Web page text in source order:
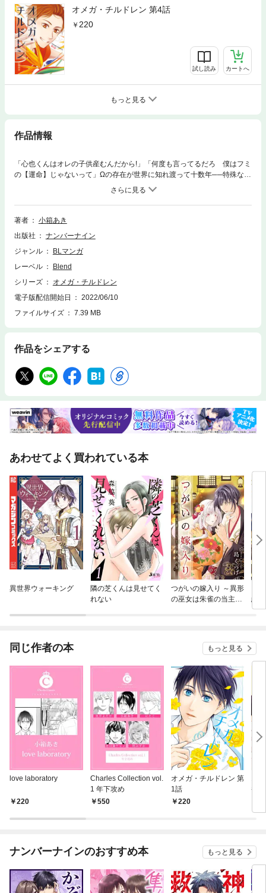
オメガ・チルドレン 第4話
220
試し読み カートへ
もっと見る
作品情報
「心也くんはオレの子供産むんだから!」「何度も言ってるだろ 僕はフミ
の【運命】じゃないって」Ωの存在が世界に知れ渡って十数年──特殊な環
境に生まれ育った二人の生活は、必ずしも平穏とは言えないけれど…?
『オメガ・シンドローム』『Ω事件簿～』の子供たち、心也とふみ太の完
全新作ストーリーがスタート!※前作未読でも問題なく楽しめる構成です。
著者
小箱あき
出版社
ナンバーナイン
ジャンル
BLマンガ
レーベル
Blend
シリーズ
オメガ・チルドレン
電子版配信開始日
2022/06/10
ファイルサイズ
7.39 MB
作品をシェアする
あわせてよく買われている本
異世界ウォーキング
隣の芝くんは見せてく
れない
つがいの嫁入り ～異形
の巫女は朱雀の当主に
結婚
同じ作者の本 もっと見る
love laboratory
220
Charles Collection vol.
1 年下攻め
550
オメガ・チルドレン 第
1話
220
番
ナンバーナインのおすすめ本 もっと見る